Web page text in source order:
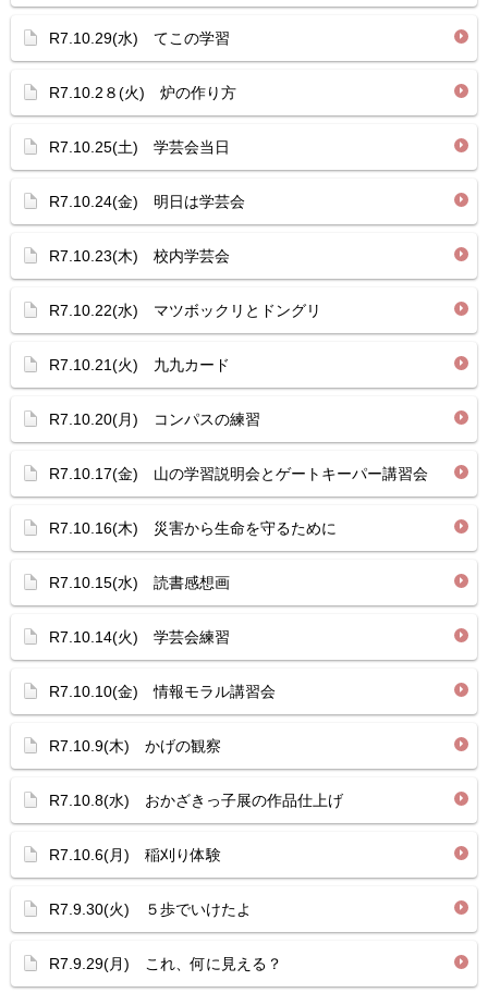
R7.10.29(水) てこの学習
R7.10.2８(火) 炉の作り方
R7.10.25(土) 学芸会当日
R7.10.24(金) 明日は学芸会
R7.10.23(木) 校内学芸会
R7.10.22(水) マツボックリとドングリ
R7.10.21(火) 九九カード
R7.10.20(月) コンパスの練習
R7.10.17(金) 山の学習説明会とゲートキーパー講習会
R7.10.16(木) 災害から生命を守るために
R7.10.15(水) 読書感想画
R7.10.14(火) 学芸会練習
R7.10.10(金) 情報モラル講習会
R7.10.9(木) かげの観察
R7.10.8(水) おかざきっ子展の作品仕上げ
R7.10.6(月) 稲刈り体験
R7.9.30(火) ５歩でいけたよ
R7.9.29(月) これ、何に見える？